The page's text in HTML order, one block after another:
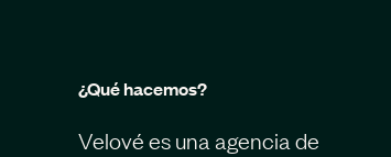
¿Qué hacemos?
Velové es una agencia de